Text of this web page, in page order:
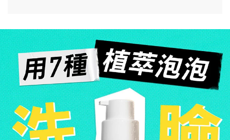
用7種 植萃泡泡